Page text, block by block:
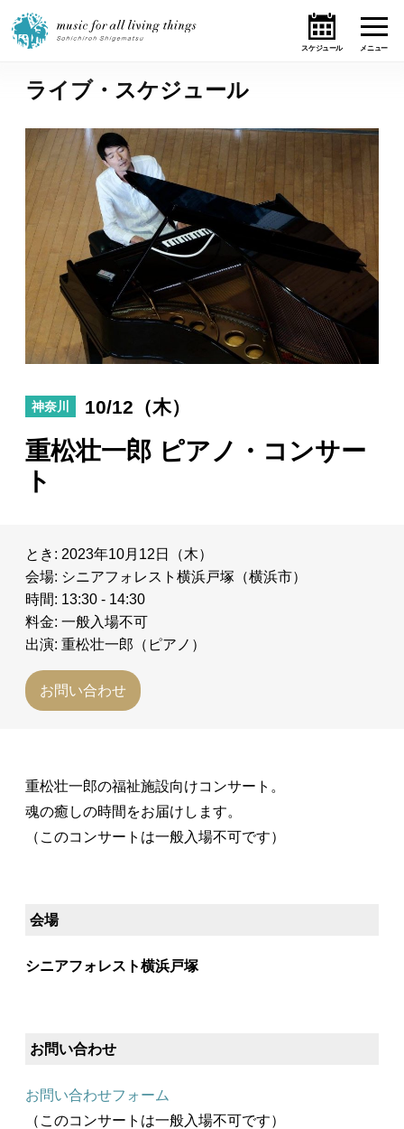
ホーム
ニュース
テーマ
ライブ・スケジュール
作品
オンライン・ショップ
日々のレポート
お問い合わせ
ライブ・スケジュール
神奈川 10/12（木）
重松壮一郎 ピアノ・コンサー
ト
とき: 2023年10月12日（木）
会場: シニアフォレスト横浜戸塚（横浜市）
時間: 13:30 - 14:30
料金: 一般入場不可
出演: 重松壮一郎（ピアノ）
お問い合わせ
重松壮一郎の福祉施設向けコンサート。
魂の癒しの時間をお届けします。
（このコンサートは一般入場不可です）
会場
シニアフォレスト横浜戸塚
お問い合わせ
お問い合わせフォーム
（このコンサートは一般入場不可です）